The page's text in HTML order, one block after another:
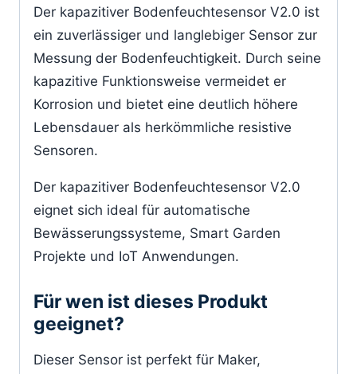
Der kapazitiver Bodenfeuchtesensor V2.0 ist
ein zuverlässiger und langlebiger Sensor zur
Messung der Bodenfeuchtigkeit. Durch seine
kapazitive Funktionsweise vermeidet er
Korrosion und bietet eine deutlich höhere
Lebensdauer als herkömmliche resistive
Sensoren.
Der kapazitiver Bodenfeuchtesensor V2.0
eignet sich ideal für automatische
Bewässerungssysteme, Smart Garden
Projekte und IoT Anwendungen.
Für wen ist dieses Produkt
geeignet?
Dieser Sensor ist perfekt für Maker,